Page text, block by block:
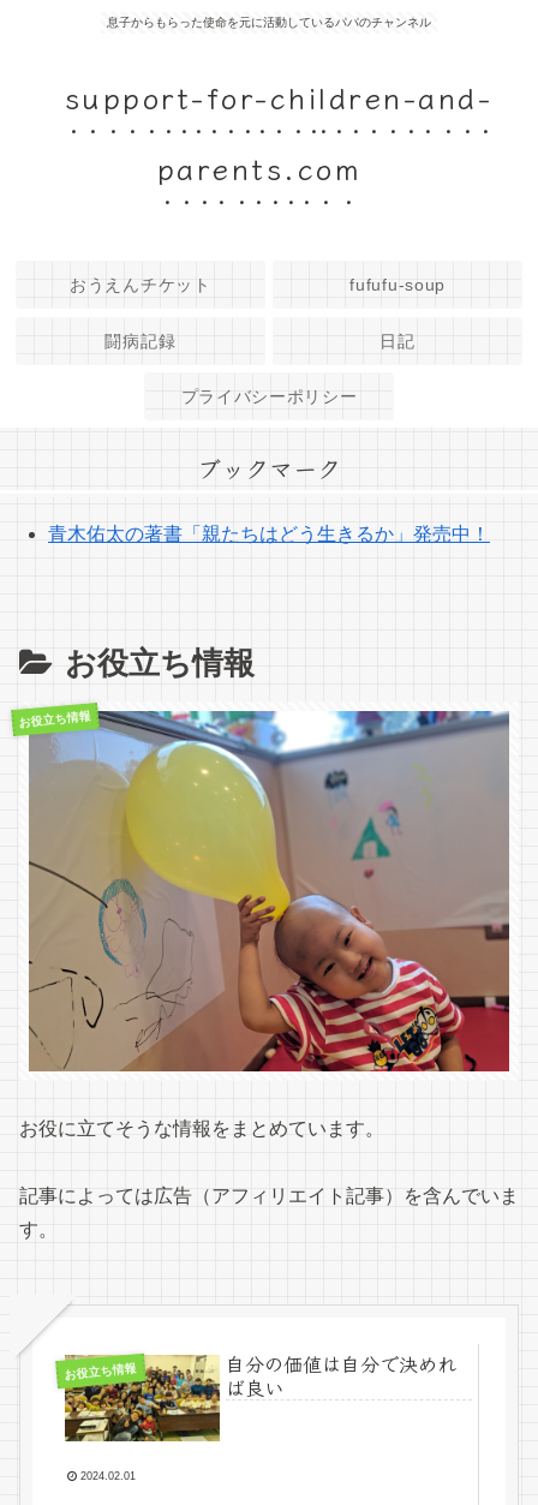
息子からもらった使命を元に活動しているパパのチャンネル
support-for-children-and-
parents.com
おうえんチケット fufufu-soup
闘病記録 日記
プライバシーポリシー
ブックマーク
青木佑太の著書「親たちはどう生きるか」発売中！
お役立ち情報
お役立ち情報
お役に立てそうな情報をまとめています。
記事によっては広告（アフィリエイト記事）を含んでいま
す。
お役立ち情報
自分の価値は自分で決めれ
ば良い
2024.02.01